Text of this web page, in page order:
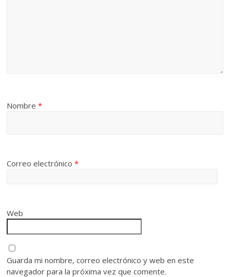
Nombre*
Correo electrónico*
Web
Guarda mi nombre, correo electrónico y web en este
navegador para la próxima vez que comente.